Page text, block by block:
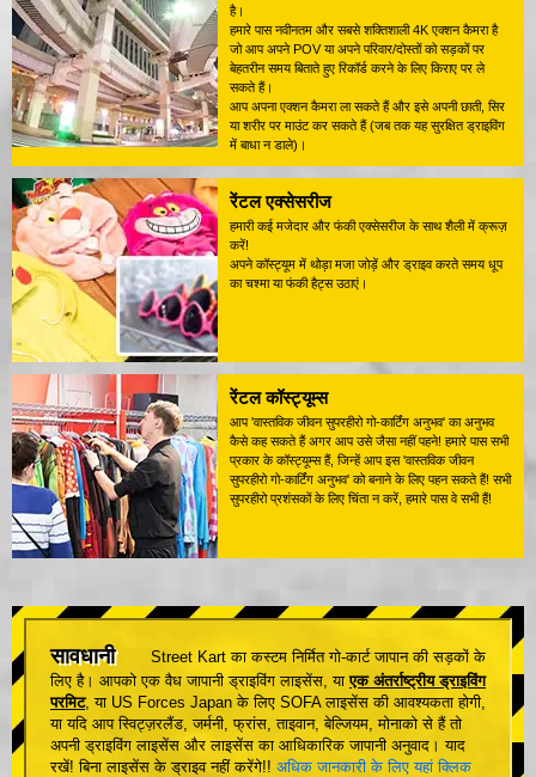
है।
हमारे पास नवीनतम और सबसे शक्तिशाली 4K एक्शन कैमरा है
जो आप अपने POV या अपने परिवार/दोस्तों को सड़कों पर
बेहतरीन समय बिताते हुए रिकॉर्ड करने के लिए किराए पर ले
सकते हैं।
आप अपना एक्शन कैमरा ला सकते हैं और इसे अपनी छाती, सिर
या शरीर पर माउंट कर सकते हैं (जब तक यह सुरक्षित ड्राइविंग
में बाधा न डाले)।
रेंटल एक्सेसरीज
हमारी कई मजेदार और फंकी एक्सेसरीज के साथ शैली में क्रूज़
करें!
अपने कॉस्ट्यूम में थोड़ा मजा जोड़ें और ड्राइव करते समय धूप
का चश्मा या फंकी हैट्स उठाएं।
रेंटल कॉस्ट्यूम्स
आप 'वास्तविक जीवन सुपरहीरो गो-कार्टिंग अनुभव' का अनुभव
कैसे कह सकते हैं अगर आप उसे जैसा नहीं पहने! हमारे पास सभी
प्रकार के कॉस्ट्यूम्स हैं, जिन्हें आप इस 'वास्तविक जीवन
सुपरहीरो गो-कार्टिंग अनुभव' को बनाने के लिए पहन सकते हैं! सभी
सुपरहीरो प्रशंसकों के लिए चिंता न करें, हमारे पास वे सभी हैं!
सावधानी
Street Kart का कस्टम निर्मित गो-कार्ट जापान की सड़कों के
लिए है। आपको एक वैध जापानी ड्राइविंग लाइसेंस, याएक अंतर्राष्ट्रीय ड्राइविंग
परमिट, या US Forces Japan के लिए SOFA लाइसेंस की आवश्यकता होगी,
या यदि आप स्विट्ज़रलैंड, जर्मनी, फ्रांस, ताइवान, बेल्जियम, मोनाको से हैं तो
अपनी ड्राइविंग लाइसेंस और लाइसेंस का आधिकारिक जापानी अनुवाद। याद
रखें! बिना लाइसेंस के ड्राइव नहीं करेंगे!! अधिक जानकारी के लिए यहां क्लिक